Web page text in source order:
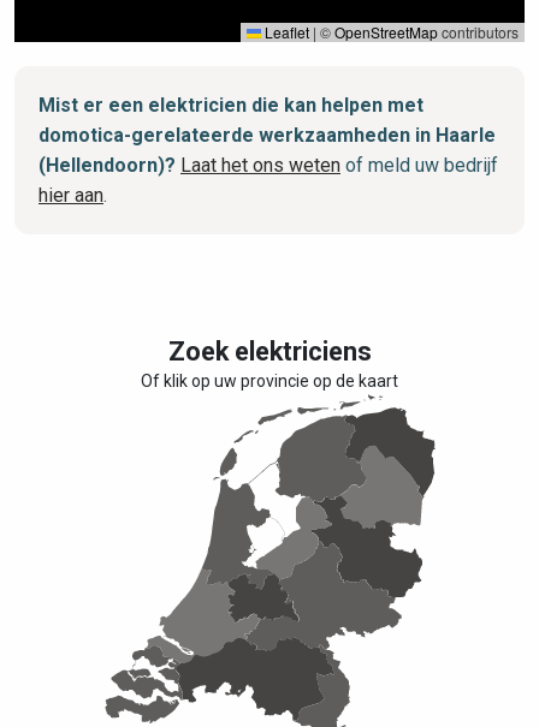
Leaflet | ©OpenStreetMapcontributors
Mist er een elektricien die kan helpen met
domotica-gerelateerde werkzaamheden in Haarle
(Hellendoorn)? Laat het ons weten of meld uw bedrijf
hier aan.
Zoek elektriciens
Of klik op uw provincie op de kaart